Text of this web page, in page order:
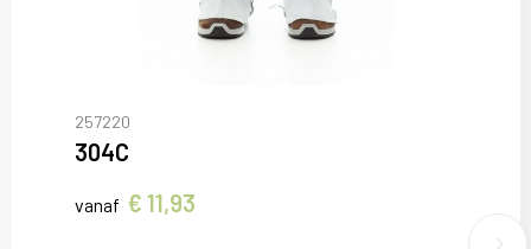
257220
304C
vanaf € 11,93